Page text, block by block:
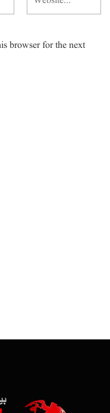
browser for the next